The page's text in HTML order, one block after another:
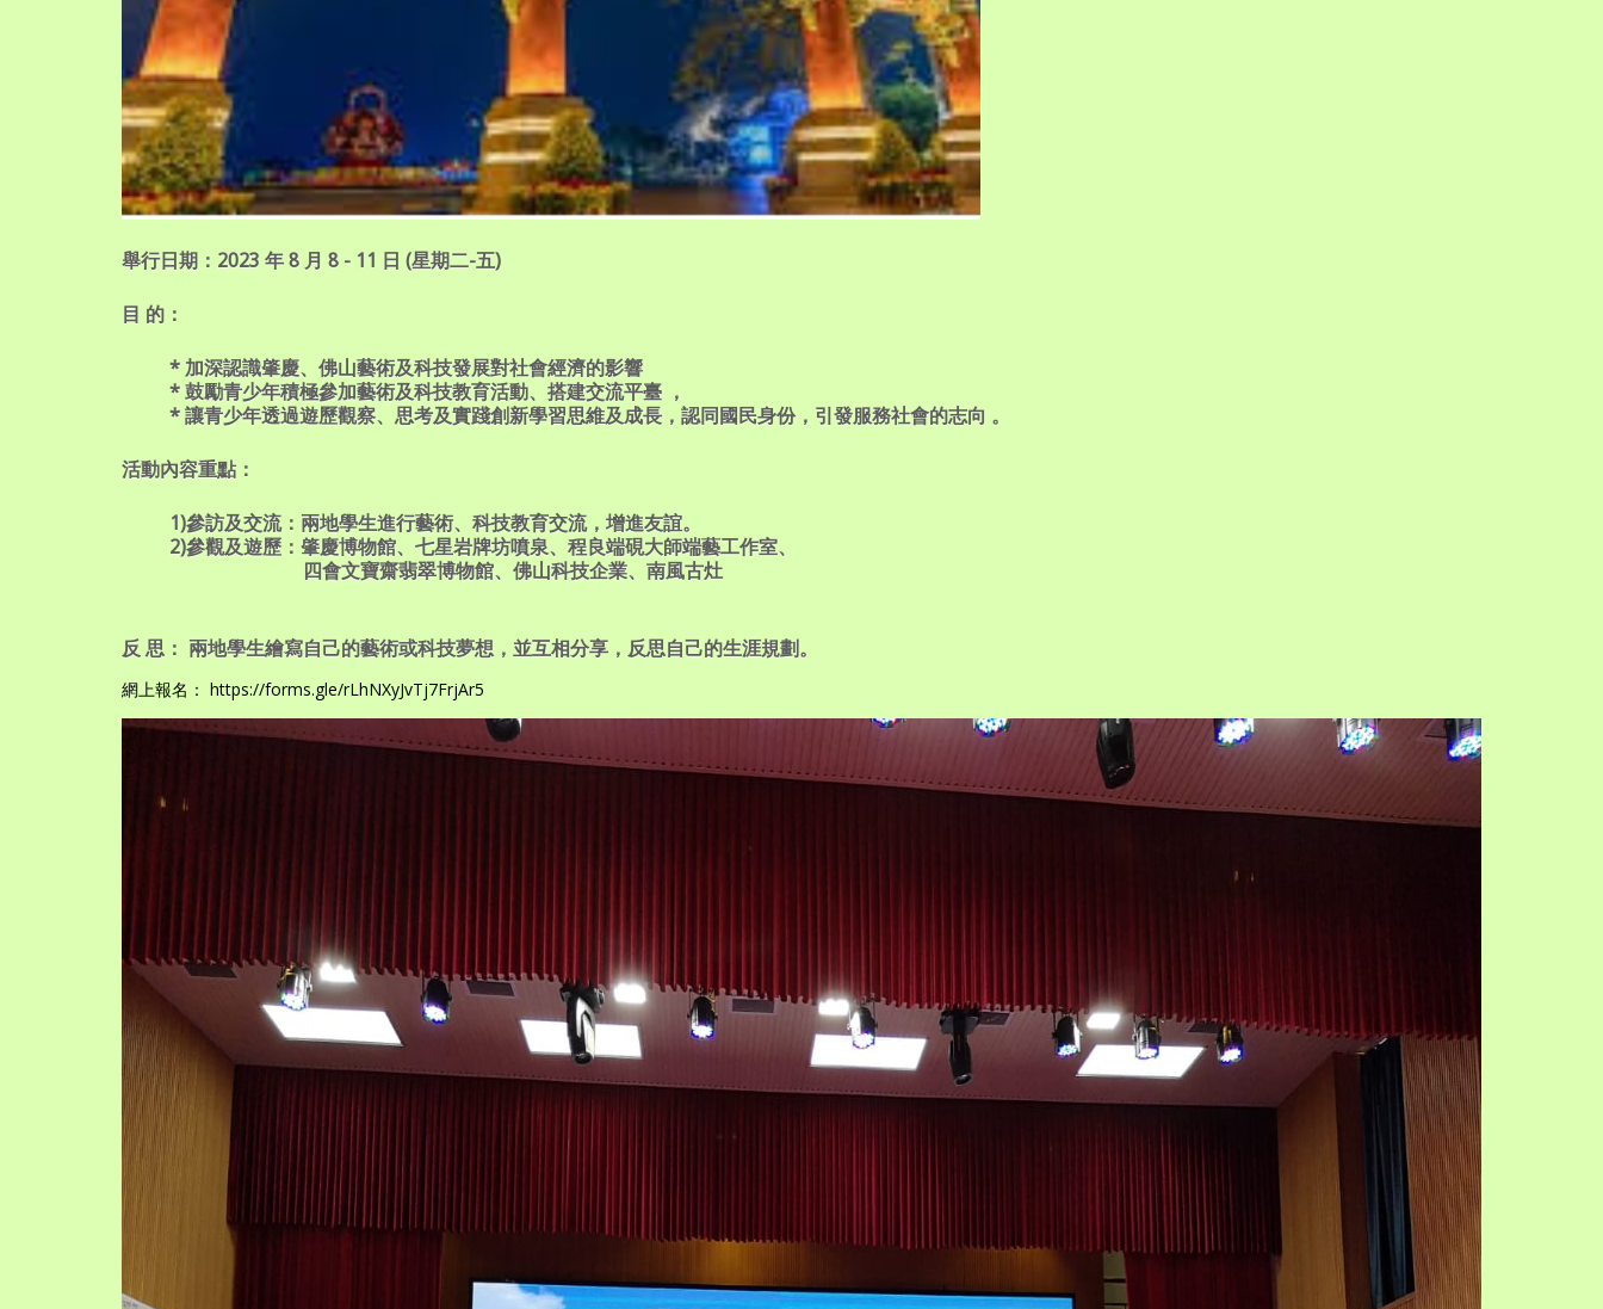
舉行日期： 2023 年 8 月 8 - 11 日 (星期二-五)
目 的：
* 加深認識肇慶、佛山藝術及科技發展對社會經濟的影響
* 鼓勵青少年積極參加藝術及科技教育活動、搭建交流平臺 ，
* 讓青少年透過遊歷觀察、思考及實踐創新學習思維及成長，認同國民身份，引發服務社會的志向 。
活動內容重點：
1)參訪及交流：兩地學生進行藝術、科技教育交流，增進友誼。
2)參觀及遊歷：肇慶博物館、七星岩牌坊噴泉、程良端硯大師端藝工作室、
四會文寶齋翡翠博物館、佛山科技企業、南風古灶
反 思： 兩地學生繪寫自己的藝術或科技夢想，並互相分享，反思自己的生涯規劃。
網上報名： https://forms.gle/rLhNXyJvTj7FrjAr5